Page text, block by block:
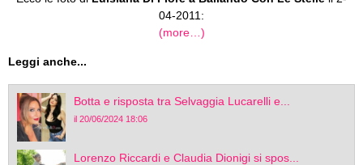
04-2011:
(more…)
Leggi anche...
Botta e risposta tra Selvaggia Lucarelli e...
il 20/06/2024 18:06
Lorenzo Riccardi e Claudia Dionigi si spos...